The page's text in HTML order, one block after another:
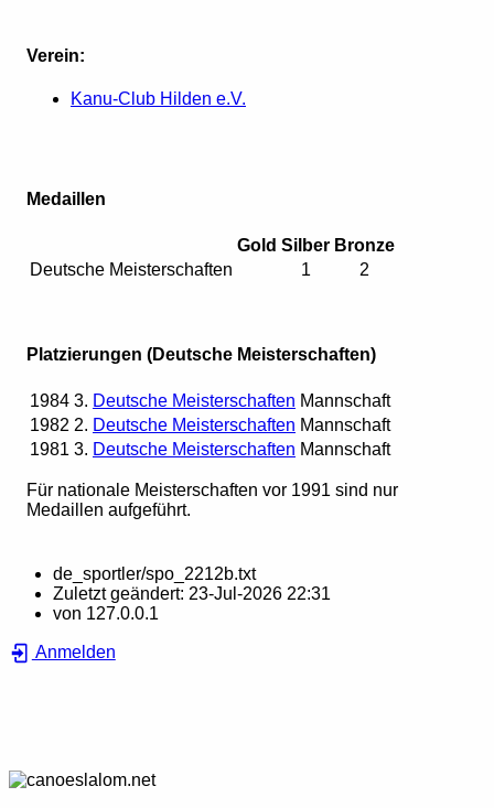
Verein:
Kanu-Club Hilden e.V.
Medaillen
Gold Silber Bronze
Deutsche Meisterschaften
1 2
Platzierungen (Deutsche Meisterschaften)
1984 3. Deutsche Meisterschaften Mannschaft
1982 2. Deutsche Meisterschaften Mannschaft
1981 3. Deutsche Meisterschaften Mannschaft
Für nationale Meisterschaften vor 1991 sind nur
Medaillen aufgeführt.
de_sportler/spo_2212b.txt
Zuletzt geändert: 23-Jul-2026 22:31
von 127.0.0.1
Anmelden